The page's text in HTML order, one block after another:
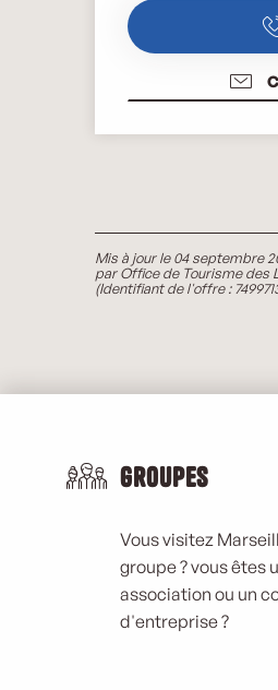
Mis à jour le 04 septembre
par Office de Tourisme des
(Identifiant de l'offre :
Groupes
Vous visitez
groupe ? vous êtes
association ou un
d'entreprise ?